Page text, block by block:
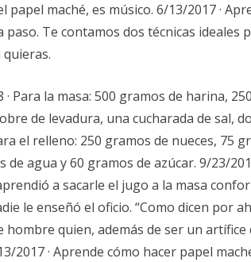
papel maché, es músico. 6/13/2017 ·
paso. Te contamos dos técnicas
· Para la masa: 500 gramos de harina,
de levadura, una cucharada de sal,
el relleno: 250 gramos de nueces, 75
de agua y 60 gramos de azúcar. 9/23/
a sacarle el jugo a la masa
le enseñó el oficio. “Como dicen por
hombre quien, además de ser un
2017 · Aprende cómo hacer papel